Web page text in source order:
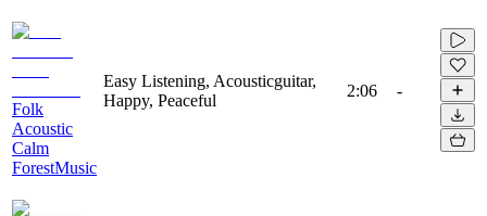
Folk
Acoustic
Calm
ForestMusic
Easy Listening, Acousticguitar,
Happy, Peaceful
2:06 -